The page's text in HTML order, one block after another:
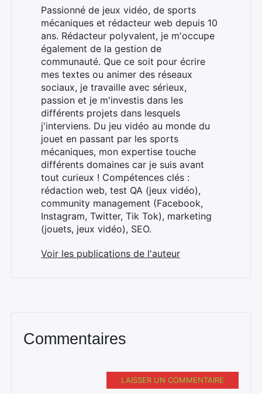
Passionné de jeux vidéo, de sports
mécaniques et rédacteur web depuis 10
ans. Rédacteur polyvalent, je m'occupe
également de la gestion de
communauté. Que ce soit pour écrire
mes textes ou animer des réseaux
sociaux, je travaille avec sérieux,
passion et je m'investis dans les
différents projets dans lesquels
j'interviens. Du jeu vidéo au monde du
jouet en passant par les sports
mécaniques, mon expertise touche
différents domaines car je suis avant
tout curieux ! Compétences clés :
rédaction web, test QA (jeux vidéo),
community management (Facebook,
Instagram, Twitter, Tik Tok), marketing
(jouets, jeux vidéo), SEO.
Voir les publications de l'auteur
Commentaires
LAISSER UN COMMENTAIRE